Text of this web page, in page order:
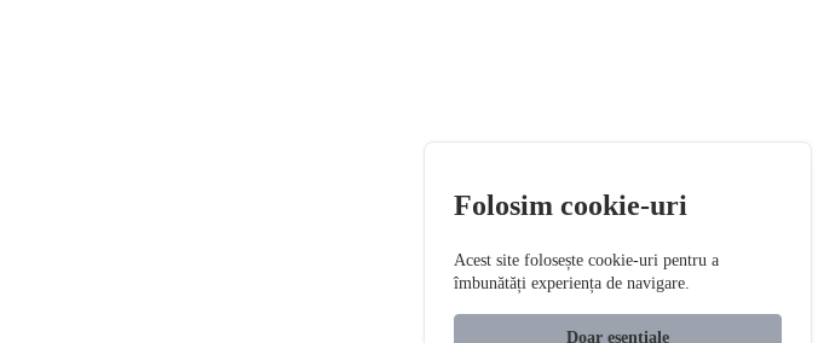
Folosim cookie-uri
Acest site folosește cookie-uri pentru a
îmbunătăți experiența de navigare.
Doar esențiale